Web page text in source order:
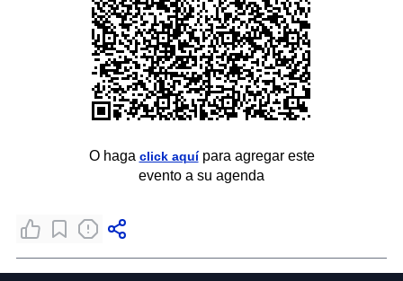
O haga click aquípara agregar este
evento a su agenda